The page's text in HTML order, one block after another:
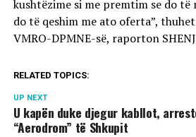
kushtëzime si me premtim se do të
do të qeshim me ato oferta”,
VMRO-DPMNE-së, raporton
RELATED TOPICS:
UP NEXT
U kapën duke djegur kabllot,
“Aerodrom” të Shkupit